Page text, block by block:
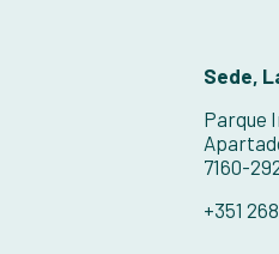
Sede,
Parque
7160-
+351